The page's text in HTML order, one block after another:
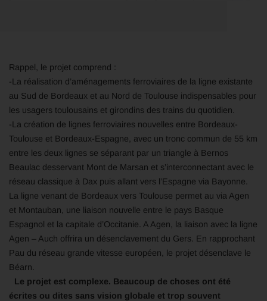
Rappel, le projet comprend :
-La réalisation d’aménagements ferroviaires de la ligne existante
au Sud de Bordeaux et au Nord de Toulouse indispensables pour
les usagers toulousains et girondins des trains du quotidien.
-La création de lignes ferroviaires nouvelles entre Bordeaux-
Toulouse et Bordeaux-Espagne, avec un tronc commun de 55 km
entre les deux lignes se séparant par un triangle à Bernos
Beaulac desservant Mont de Marsan et s’interconnectant avec le
réseau classique à Dax puis allant vers l’Espagne via Bayonne.
La ligne venant de Bordeaux vers Toulouse permet au via Agen
et Montauban, une liaison nouvelle entre le pays Basque
Espagnol et la capitale d’Occitanie. A Agen, la liaison avec la ligne
Agen – Auch offrira un désenclavement du Gers. En rapprochant
Pau du réseau grande vitesse européen, le projet désenclave le
Béarn.
Le projet est complexe. Beaucoup de choses ont été
écrites ou dites sans vision globale et trop souvent